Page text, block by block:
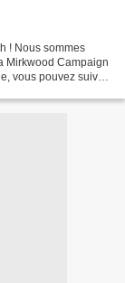
! Nous sommes
Mirkwood Campaign
vous pouvez suivre